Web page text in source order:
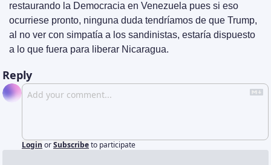
restaurando la Democracia en Venezuela pues si eso
ocurriese pronto, ninguna duda tendríamos de que Trump,
al no ver con simpatía a los sandinistas, estaría dispuesto
a lo que fuera para liberar Nicaragua.
Reply
Login orSubscribeto participate